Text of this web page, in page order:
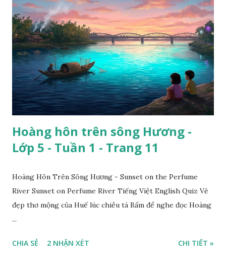
Hoàng hôn trên sông Hương -
Lớp 5 - Tuần 1 - Trang 11
Hoàng Hôn Trên Sông Hương - Sunset on the Perfume
River Sunset on Perfume River Tiếng Việt English Quiz Vẻ
đẹp thơ mộng của Huế lúc chiều tà Bấm để nghe đọc Hoàng
...
CHIA SẺ 2 NHẬN XÉT CHI TIẾT »